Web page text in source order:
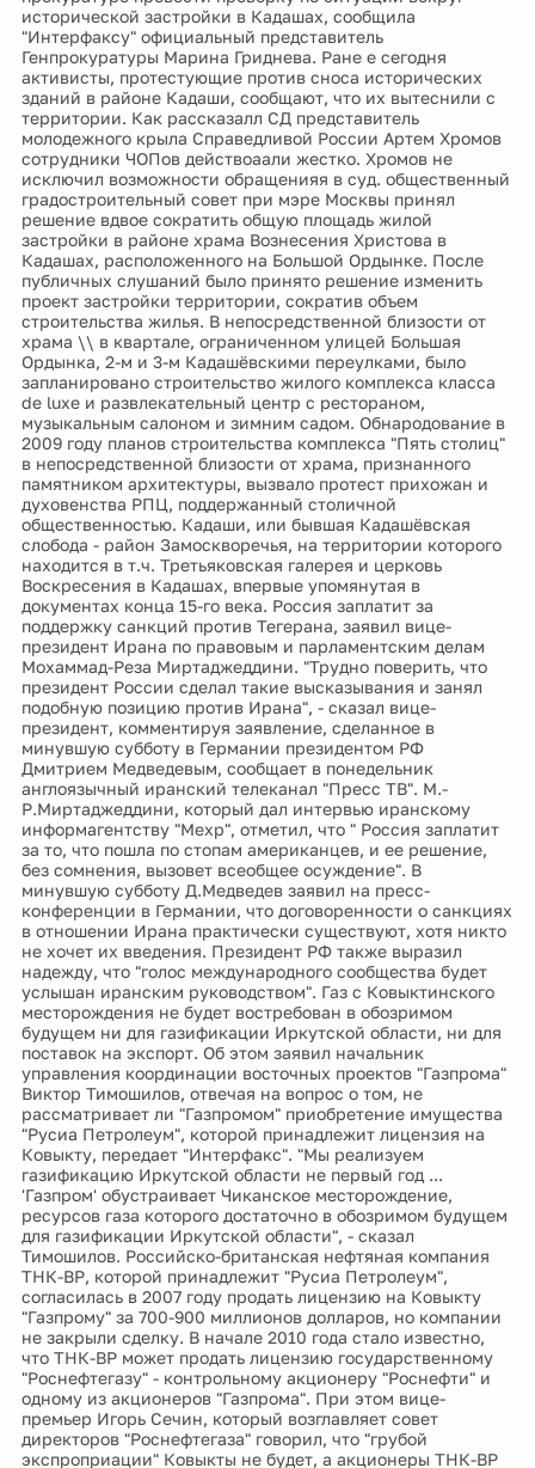
исторической застройки в Кадашах, сообщила
"Интерфаксу" официальный представитель
Генпрокуратуры Марина Гриднева. Ране е сегодня
активисты, протестующие против сноса исторических
зданий в районе Кадаши, сообщают, что их вытеснили с
территории. Как рассказалл СД представитель
молодежного крыла Справедливой России Артем Хромов
сотрудники ЧОПов действоаали жестко. Хромов не
исключил возможности обращенияя в суд. общественный
градостроительный совет при мэре Москвы принял
решение вдвое сократить общую площадь жилой
застройки в районе храма Вознесения Христова в
Кадашах, расположенного на Большой Ордынке. После
публичных слушаний было принято решение изменить
проект застройки территории, сократив объем
строительства жилья. В непосредственной близости от
храма \\ в квартале, ограниченном улицей Большая
Ордынка, 2-м и 3-м Кадашёвскими переулками, было
запланировано строительство жилого комплекса класса
de luxe и развлекательный центр с рестораном,
музыкальным салоном и зимним садом. Обнародование в
2009 году планов строительства комплекса "Пять столиц"
в непосредственной близости от храма, признанного
памятником архитектуры, вызвало протест прихожан и
духовенства РПЦ, поддержанный столичной
общественностью. Кадаши, или бывшая Кадашёвская
слобода - район Замоскворечья, на территории которого
находится в т.ч. Третьяковская галерея и церковь
Воскресения в Кадашах, впервые упомянутая в
документах конца 15-го века. Россия заплатит за
поддержку санкций против Тегерана, заявил вице-
президент Ирана по правовым и парламентским делам
Мохаммад-Реза Миртаджеддини. "Трудно поверить, что
президент России сделал такие высказывания и занял
подобную позицию против Ирана", - сказал вице-
президент, комментируя заявление, сделанное в
минувшую субботу в Германии президентом РФ
Дмитрием Медведевым, сообщает в понедельник
англоязычный иранский телеканал "Пресс ТВ". М.-
Р.Миртаджеддини, который дал интервью иранскому
информагентству "Мехр", отметил, что " Россия заплатит
за то, что пошла по стопам американцев, и ее решение,
без сомнения, вызовет всеобщее осуждение". В
минувшую субботу Д.Медведев заявил на пресс-
конференции в Германии, что договоренности о санкциях
в отношении Ирана практически существуют, хотя никто
не хочет их введения. Президент РФ также выразил
надежду, что "голос международного сообщества будет
услышан иранским руководством". Газ с Ковыктинского
месторождения не будет востребован в обозримом
будущем ни для газификации Иркутской области, ни для
поставок на экспорт. Об этом заявил начальник
управления координации восточных проектов "Газпрома"
Виктор Тимошилов, отвечая на вопрос о том, не
рассматривает ли "Газпромом" приобретение имущества
"Русиа Петролеум", которой принадлежит лицензия на
Ковыкту, передает "Интерфакс". "Мы реализуем
газификацию Иркутской области не первый год ...
'Газпром' обустраивает Чиканское месторождение,
ресурсов газа которого достаточно в обозримом будущем
для газификации Иркутской области", - сказал
Тимошилов. Российско-британская нефтяная компания
ТНК-ВР, которой принадлежит "Русиа Петролеум",
согласилась в 2007 году продать лицензию на Ковыкту
"Газпрому" за 700-900 миллионов долларов, но компании
не закрыли сделку. В начале 2010 года стало известно,
что ТНК-ВР может продать лицензию государственному
"Роснефтегазу" - контрольному акционеру "Роснефти" и
одному из акционеров "Газпрома". При этом вице-
премьер Игорь Сечин, который возглавляет совет
директоров "Роснефтегаза" говорил, что "грубой
экспроприации" Ковыкты не будет, а акционеры ТНК-ВР